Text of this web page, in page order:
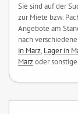
Sie sind auf der
zur Miete bzw.
Angebote am
nach
in Marz, Lager in
Marzoder